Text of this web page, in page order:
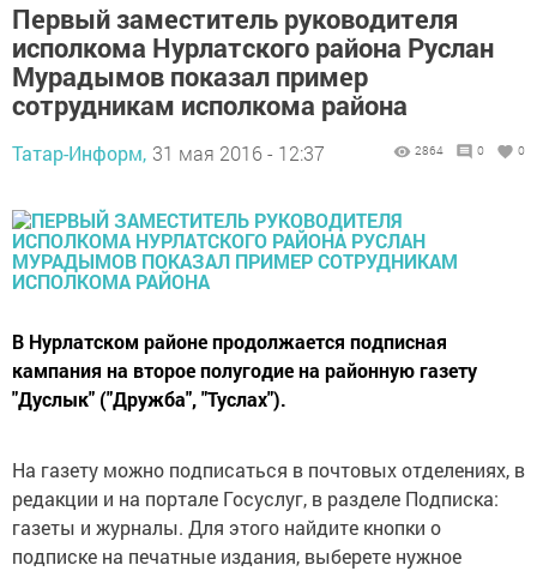
Первый заместитель руководителя
исполкома Нурлатского района Руслан
Мурадымов показал пример
сотрудникам исполкома района
Татар-Информ, 31 мая 2016 - 12:37 2864 0 0
В Нурлатском районе продолжается подписная
кампания на второе полугодие на районную газету
"Дуслык" ("Дружба", "Туслах").
На газету можно подписаться в почтовых отделениях, в
редакции и на портале Госуслуг, в разделе Подписка:
газеты и журналы. Для этого найдите кнопки о
подписке на печатные издания, выберете нужное